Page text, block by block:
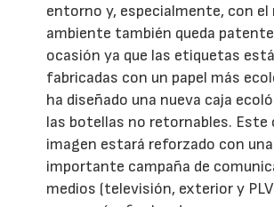
entorno y, especialmente, con el
ambiente también queda
ocasión ya que las etiquetas
fabricadas con un papel más
ha diseñado una nueva caja
las botellas no retornables. Este
imagen estará reforzado con una
importante campaña de
medios (televisión, exterior y